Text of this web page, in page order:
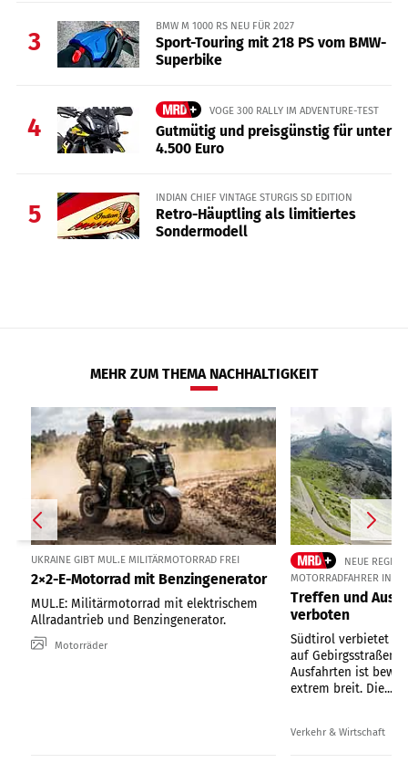
3
BMW M 1000 RS NEU FÜR 2027
Sport-Touring mit 218 PS vom BMW-
Superbike
4
VOGE 300 RALLY IM ADVENTURE-TEST
Gutmütig und preisgünstig für unter
4.500 Euro
5
INDIAN CHIEF VINTAGE STURGIS SD EDITION
Retro-Häuptling als limitiertes
Sondermodell
MEHR ZUM THEMA NACHHALTIGKEIT
UKRAINE GIBT MUL.E MILITÄRMOTORRAD FREI
2×2-E-Motorrad mit Benzingenerator
MUL.E: Militärmotorrad mit elektrischem
Allradantrieb und Benzingenerator.
Motorräder
NEUE
MOTORRADFAHRER IN
Treffen und
verboten
Südtirol verbietet
auf Gebirgsstraßen.
Ausfahrten ist
extrem breit. Die...
Verkehr & Wirtschaft